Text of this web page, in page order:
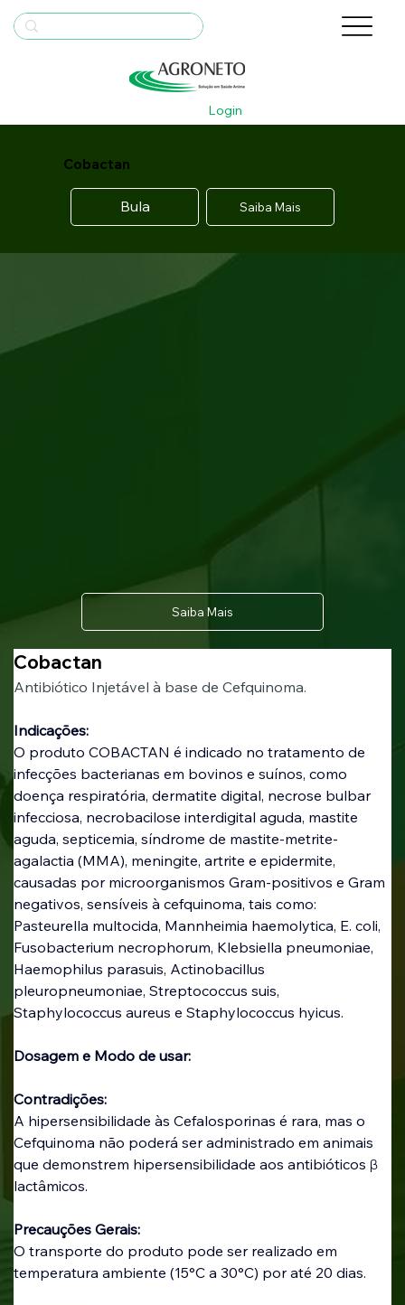
Login
Cobactan
Bula Saiba Mais
Cobactan
Antibiótico Injetável à base de Cefquinoma.
Indicações:
O produto COBACTAN é indicado no tratamento de
infecções bacterianas em bovinos e suínos, como
doença respiratória, dermatite digital, necrose bulbar
infecciosa, necrobacilose interdigital aguda, mastite
aguda, septicemia, síndrome de mastite-metrite-
agalactia (MMA), meningite, artrite e epidermite,
causadas por microorganismos Gram-positivos e Gram
negativos, sensíveis à cefquinoma, tais como:
Pasteurella multocida, Mannheimia haemolytica, E. coli,
Fusobacterium necrophorum, Klebsiella pneumoniae,
Haemophilus parasuis, Actinobacillus
pleuropneumoniae, Streptococcus suis,
Staphylococcus aureus e Staphylococcus hyicus.
Dosagem e Modo de usar:
Contradições:
A hipersensibilidade às Cefalosporinas é rara, mas o
Cefquinoma não poderá ser administrado em animais
que demonstrem hipersensibilidade aos antibióticos β
lactâmicos.
Precauções Gerais:
O transporte do produto pode ser realizado em
temperatura ambiente (15°C a 30°C) por até 20 dias.